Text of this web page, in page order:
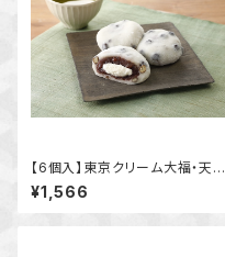
【6個入】東京クリーム大福・天と
塩 豆つぶあん
¥1,566